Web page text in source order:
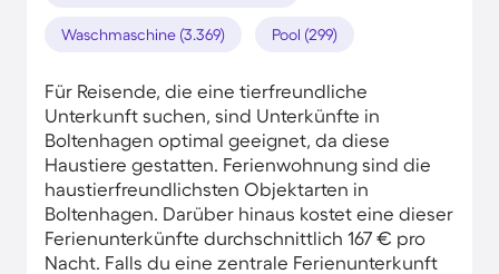
Waschmaschine (3.369) Pool (299)
Für Reisende, die eine tierfreundliche
Unterkunft suchen, sind Unterkünfte in
Boltenhagen optimal geeignet, da diese
Haustiere gestatten. Ferienwohnung sind die
haustierfreundlichsten Objektarten in
Boltenhagen. Darüber hinaus kostet eine dieser
Ferienunterkünfte durchschnittlich 167 € pro
Nacht. Falls du eine zentrale Ferienunterkunft